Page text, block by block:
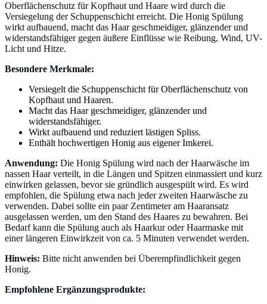
Oberflächenschutz für Kopfhaut und Haare wird durch die
Versiegelung der Schuppenschicht erreicht. Die Honig Spülung
wirkt aufbauend, macht das Haar geschmeidiger, glänzender und
widerstandsfähiger gegen äußere Einflüsse wie Reibung, Wind, UV-
Licht und Hitze.
Besondere Merkmale:
Versiegelt die Schuppenschicht für Oberflächenschutz von
Kopfhaut und Haaren.
Macht das Haar geschmeidiger, glänzender und
widerstandsfähiger.
Wirkt aufbauend und reduziert lästigen Spliss.
Enthält hochwertigen Honig aus eigener Imkerei.
Anwendung: Die Honig Spülung wird nach der Haarwäsche im
nassen Haar verteilt, in die Längen und Spitzen einmassiert und kurz
einwirken gelassen, bevor sie gründlich ausgespült wird. Es wird
empfohlen, die Spülung etwa nach jeder zweiten Haarwäsche zu
verwenden. Dabei sollte ein paar Zentimeter am Haaransatz
ausgelassen werden, um den Stand des Haares zu bewahren. Bei
Bedarf kann die Spülung auch als Haarkur oder Haarmaske mit
einer längeren Einwirkzeit von ca. 5 Minuten verwendet werden.
Hinweis: Bitte nicht anwenden bei Überempfindlichkeit gegen
Honig.
Empfohlene Ergänzungsprodukte: